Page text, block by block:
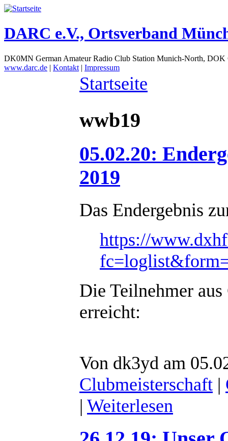
DARC e.V., Ortsverband
DK0MN German Amateur Radio Club Station Munich-North,
www.darc.de | Kontakt | Impressum
Startseite
wwb19
05.02.20:
2019
Das Endergebnis
https://
Die Teilnehmer
erreicht:
Von dk3yd am
Clubmeisterschaft |
| Weiterlesen